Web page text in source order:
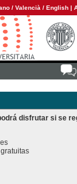
/ Valencià / English |
disfrutar si se